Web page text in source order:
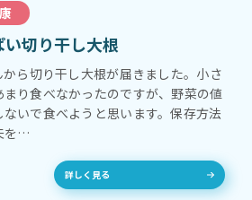
切り干し大根
ら切り干し大根が届きました。小さ
り食べなかったのですが、野菜の値
いで食べようと思います。保存方法
を…
詳しく見る